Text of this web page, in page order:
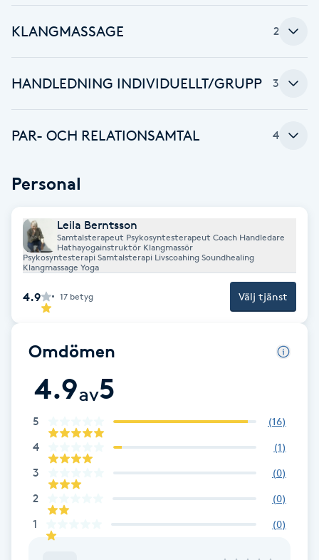
Face framing
Fet hårbotten
Fillers
Fotmassage
Fransborttagning
Fransfärgning
Fransförlängning
KLANGMASSAGE 2
HANDLEDNING INDIVIDUELLT/GRUPP 3
PAR- OCH RELATIONSAMTAL 4
Personal
Leila Berntsson
Samtalsterapeut Psykosyntesterapeut Coach Handledare
Hathayogainstruktör Klangmassör
Psykosyntesterapi Samtalsterapi Livscoahing Soundhealing
Klangmassage Yoga
4.9 17 betyg Välj tjänst
Omdömen
4.9av5
5 (16)
4 (1)
3 (0)
2 (0)
1 (0)